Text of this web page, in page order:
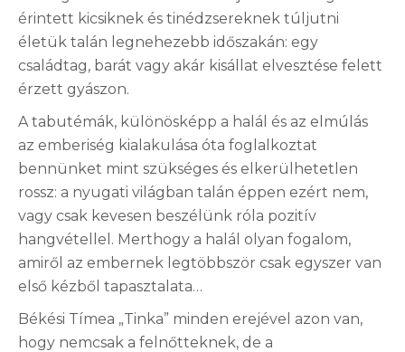
érintett kicsiknek és tinédzsereknek túljutni
életük talán legnehezebb időszakán: egy
családtag, barát vagy akár kisállat elvesztése felett
érzett gyászon.
A tabutémák, különösképp a halál és az elmúlás
az emberiség kialakulása óta foglalkoztat
bennünket mint szükséges és elkerülhetetlen
rossz: a nyugati világban talán éppen ezért nem,
vagy csak kevesen beszélünk róla pozitív
hangvétellel. Merthogy a halál olyan fogalom,
amiről az embernek legtöbbször csak egyszer van
első kézből tapasztalata…
Békési Tímea „Tinka” minden erejével azon van,
hogy nemcsak a felnőtteknek, de a